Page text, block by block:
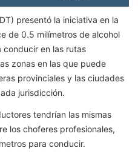
presentó la iniciativa en la
de 0.5 milímetros de alcohol
conducir en las rutas
zonas en las que puede
provinciales y las ciudades
jurisdicción.
tendrían las mismas
los choferes profesionales,
para conducir.